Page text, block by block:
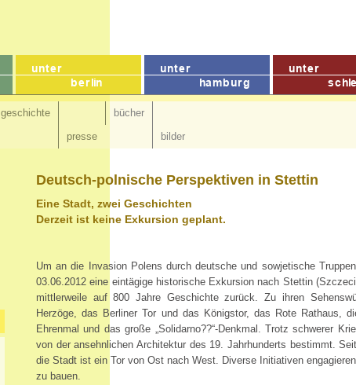
geschichte
presse
bücher
bilder
Deutsch-polnische Perspektiven in Stettin
Eine Stadt, zwei Geschichten
Derzeit ist keine Exkursion geplant.
Um an die Invasion Polens durch deutsche und sowjetische
03.06.2012 eine eintägige historische Exkursion nach Stettin
mittlerweile auf 800 Jahre Geschichte zurück. Zu ihren
Herzöge, das Berliner Tor und das Königstor, das Rote Rathaus,
Ehrenmal und das große „Solidarno??“-Denkmal. Trotz schwerer
von der ansehnlichen Architektur des 19. Jahrhunderts bestimmt.
die Stadt ist ein Tor von Ost nach West. Diverse Initiativen
zu bauen.